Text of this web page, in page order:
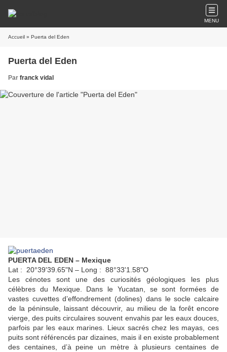
MENU
Accueil » Puerta del Eden
Puerta del Eden
Par franck vidal
PUERTA DEL EDEN – Mexique
Lat : 20°39'39.65"N – Long : 88°33'1.58"O
Les cénotes sont une des curiosités géologiques les plus
célèbres du Mexique. Dans le Yucatan, se sont formées de
vastes cuvettes d’effondrement (dolines) dans le socle calcaire
de la péninsule, laissant découvrir, au milieu de la forêt encore
vierge, des puits circulaires souvent envahis par les eaux douces,
parfois par les eaux marines. Lieux sacrés chez les mayas, ces
puits sont référencés par dizaines, mais il en existe probablement
des centaines, d’à peine un mètre à plusieurs centaines de